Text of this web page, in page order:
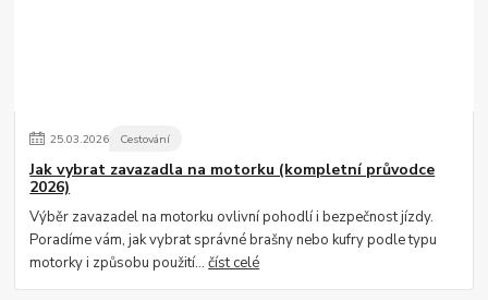
25.03.2026 Cestování
Jak vybrat zavazadla na motorku (kompletní průvodce
2026)
Výběr zavazadel na motorku ovlivní pohodlí i bezpečnost jízdy.
Poradíme vám, jak vybrat správné brašny nebo kufry podle typu
motorky i způsobu použití...číst celé